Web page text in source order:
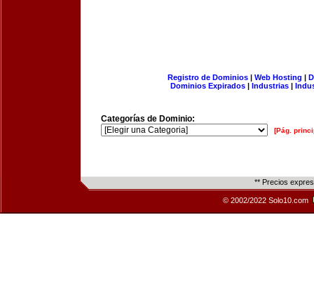
Registro de Dominios| Web Hosting |
Dominios Expirados | Industrias |
Categorías de Dominio:
[Pág.
** Precios
© 2002/2022 Solo10.com